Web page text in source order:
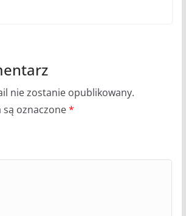
nie zostanie opublikowany.
są oznaczone*